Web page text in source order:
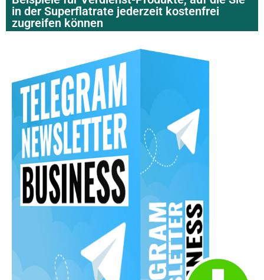
in der Superflatrate jederzeit kostenfrei
zugreifen können